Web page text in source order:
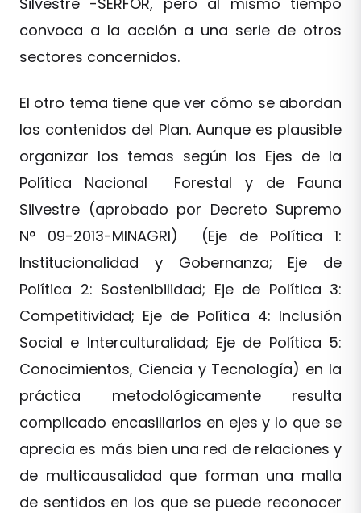
convoca a la acción a una serie de otros
sectores concernidos.
El otro tema tiene que ver cómo se abordan
los contenidos del Plan. Aunque es plausible
organizar los temas según los Ejes de la
Política Nacional Forestal y de Fauna
Silvestre (aprobado por Decreto Supremo
N° 09-2013-MINAGRI) (Eje de Política 1:
Institucionalidad y Gobernanza; Eje de
Política 2: Sostenibilidad; Eje de Política 3:
Competitividad; Eje de Política 4: Inclusión
Social e Interculturalidad; Eje de Política 5:
Conocimientos, Ciencia y Tecnología) en la
práctica metodológicamente resulta
complicado encasillarlos en ejes y lo que se
aprecia es más bien una red de relaciones y
de multicausalidad que forman una malla
de sentidos en los que se puede reconocer